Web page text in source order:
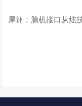
犀评：脑机接口从炫